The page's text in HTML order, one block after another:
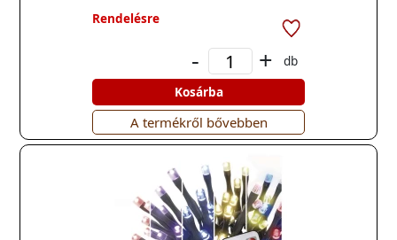
Rendelésre
- +
db
Kosárba
A termékről bővebben